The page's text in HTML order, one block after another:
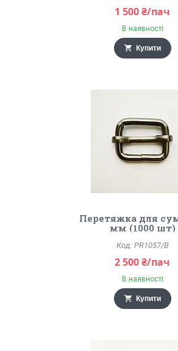
1 500 ₴/пач
В наявності
Купити
Перетяжка для
мм (1000 шт)
PR1057/B
2 500 ₴/пач
В наявності
Купити